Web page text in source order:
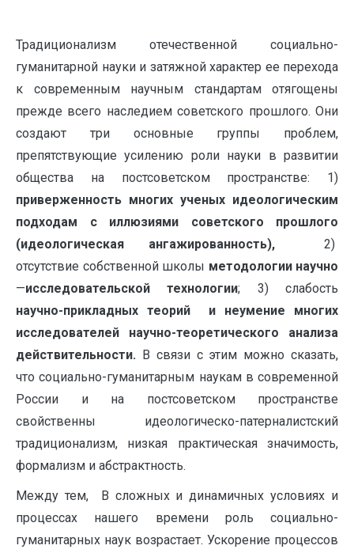
Традиционализм отечественной социально-
гуманитарной науки и затяжной характер ее перехода
к современным научным стандартам отягощены
прежде всего наследием советского прошлого. Они
создают три основные группы проблем,
препятствующие усилению роли науки в развитии
общества на постсоветском пространстве: 1)
приверженность многих ученых идеологическим
подходам с иллюзиями советского
прошлого
(идеологическая ангажированность), 2)
отсутствие собственной школы методологии научно
—исследовательской технологии; 3) слабость
научно-прикладных теорий и неумение многих
исследователей научно-теоретического анализа
действительности. В связи с этим можно сказать,
что социально-гуманитарным наукам в современной
России и на постсоветском пространстве
свойственны идеологическо-патерналистский
традиционализм, низкая практическая значимость,
формализм и абстрактность.
Между тем, В сложных и динамичных условиях и
процессах нашего времени роль социально-
гуманитарных наук возрастает. Ускорение процессов